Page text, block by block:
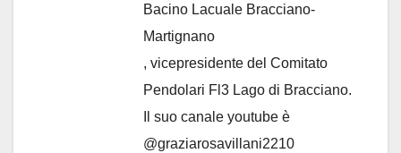
Bacino Lacuale Bracciano-
Martignano
, vicepresidente del Comitato
Pendolari Fl3 Lago di Bracciano.
Il suo canale youtube è
@graziarosavillani2210